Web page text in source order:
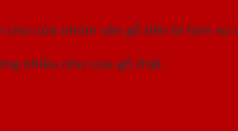
cửa nhôm vân gỗ bền bỉ hơn so
nhiều như cửa gỗ thật.